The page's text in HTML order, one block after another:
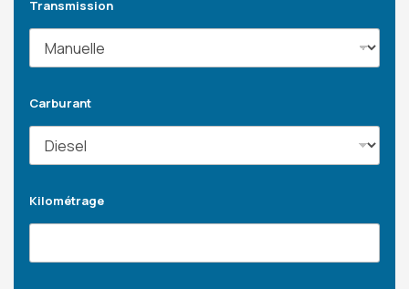
Transmission
Carburant
Kilométrage